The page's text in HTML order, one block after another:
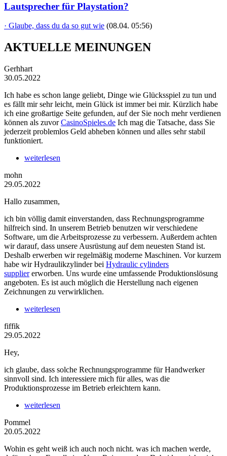
Lautsprecher für Playstation?
· Glaube, dass du da so gut wie (08.04. 05:56)
AKTUELLE MEINUNGEN
Gerhhart
30.05.2022
Ich habe es schon lange geliebt, Dinge wie Glücksspiel zu tun und
es fällt mir sehr leicht, mein Glück ist immer bei mir. Kürzlich habe
ich eine großartige Seite gefunden, auf der Sie noch mehr verdienen
können als zuvorCasinoSpieles.de Ich mag die Tatsache, dass Sie
jederzeit problemlos Geld abheben können und alles sehr stabil
funktioniert.
weiterlesen
mohn
29.05.2022
Hallo zusammen,
ich bin völlig damit einverstanden, dass Rechnungsprogramme
hilfreich sind. In unserem Betrieb benutzen wir verschiedene
Software, um die Arbeitsprozesse zu verbessern. Außerdem achten
wir darauf, dass unsere Ausrüstung auf dem neuesten Stand ist.
Deshalb erwerben wir regelmäßig moderne Maschinen. Vor kurzem
habe wir Hydraulikzylinder bei Hydraulic cylinders
suppliererworben. Uns wurde eine umfassende Produktionslösung
angeboten. Es ist auch möglich die Herstellung nach eigenen
Zeichnungen zu verwirklichen.
weiterlesen
fiffik
29.05.2022
Hey,
ich glaube, dass solche Rechnungsprogramme für Handwerker
sinnvoll sind. Ich interessiere mich für alles, was die
Produktionsprozesse im Betrieb erleichtern kann.
weiterlesen
Pommel
20.05.2022
Wohin es geht weiß ich auch noch nicht. was ich machen werde,